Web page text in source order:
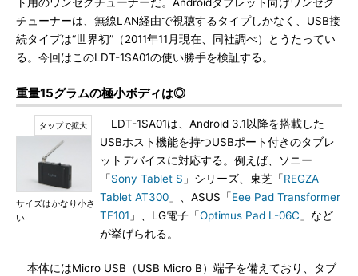
チューナーは、無線LAN経由で視聴するタイプしかなく、USB接
続タイプは“世界初”（2011年11月現在、同社調べ）とうたってい
る。今回はこのLDT-1SA01の使い勝手を検証する。
重量15グラムの極小ボディは◎
サイズはかなり小さ
い
LDT-1SA01は、Android 3.1以降を搭載した
USBホスト機能を持つUSBポート付きのタブレ
ットデバイスに対応する。例えば、ソニー
「Sony Tablet S 」シリーズ、東芝「REGZA
Tablet AT300 」、ASUS「Eee Pad Transformer
TF101 」、LG電子「Optimus Pad L-06C 」など
が挙げられる。
本体にはMicro USB（USB Micro B）端子を備えており、タブ